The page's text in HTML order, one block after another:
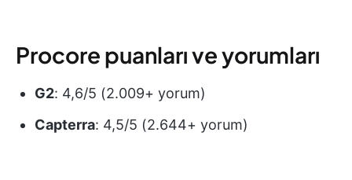
Procore puanları ve yorumları
G2: 4,6/5 (2.009+ yorum)
Capterra: 4,5/5 (2.644+ yorum)